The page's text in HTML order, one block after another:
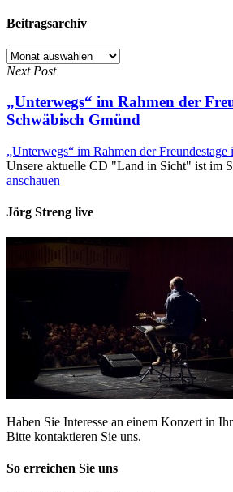
Beitragsarchiv
Beitragsarchiv
Next Post
„Unterwegs“ im Rahmen der
Schwäbisch Gmünd
„Unterwegs“ im Rahmen der
Unsere aktuelle CD "Land in Sicht" ist im
anschauen
Jörg Streng live
Haben Sie Interesse an einem Konzert in
Bitte kontaktieren Sie uns.
So erreichen Sie uns